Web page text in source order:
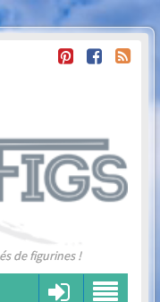
de figurines !